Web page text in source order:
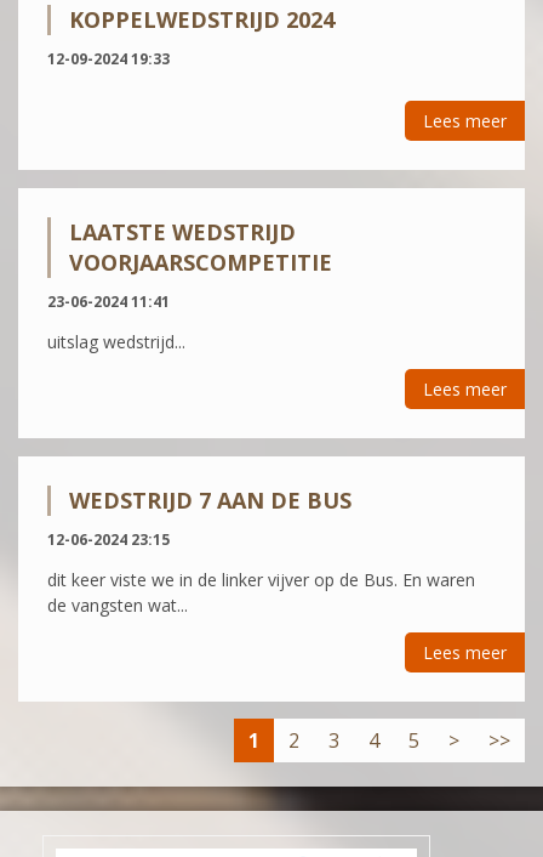
KOPPELWEDSTRIJD 2024
12-09-2024 19:33
Lees meer
LAATSTE WEDSTRIJD
VOORJAARSCOMPETITIE
23-06-2024 11:41
uitslag wedstrijd...
Lees meer
WEDSTRIJD 7 AAN DE BUS
12-06-2024 23:15
dit keer viste we in de linker vijver op de Bus. En waren
de vangsten wat...
Lees meer
1 2 3 4 5 > >>